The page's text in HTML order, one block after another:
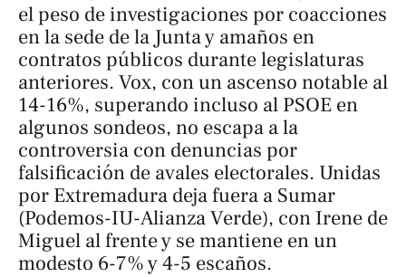
el peso de investigaciones por coacciones
en la sede de la Junta y amaños en
contratos públicos durante legislaturas
anteriores. Vox, con un ascenso notable al
14-16%, superando incluso al PSOE en
algunos sondeos, no escapa a la
controversia con denuncias por
falsificación de avales electorales.​ Unidas
por Extremadura deja fuera a Sumar
(Podemos-IU-Alianza Verde), con Irene de
Miguel al frente y se mantiene en un
modesto 6-7% y 4-5 escaños.